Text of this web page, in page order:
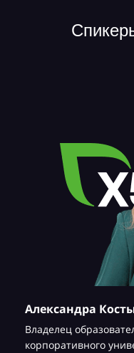
Александра
Владелец
корпоративного